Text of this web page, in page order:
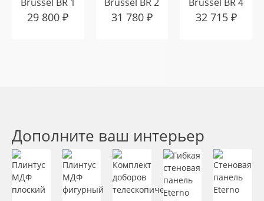
29 800₽ 31 780 ₽ 32 715 ₽
Дополните ваш интерьер